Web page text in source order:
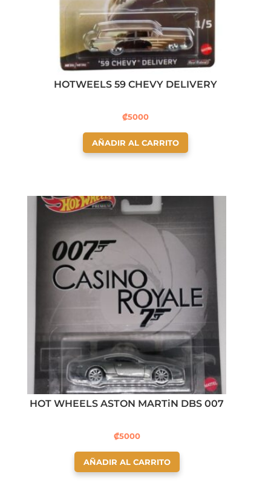
HOTWEELS 59 CHEVY DELIVERY
₡5000
AÑADIR AL CARRITO
HOT WHEELS ASTON MARTiN DBS 007
₡5000
AÑADIR AL CARRITO